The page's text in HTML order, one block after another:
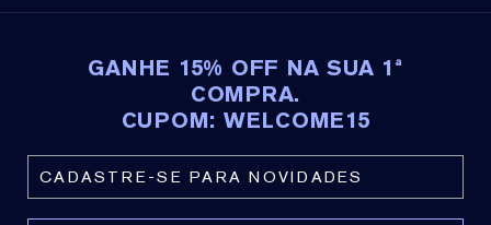
GANHE 15% OFF NA SUA 1ª
COMPRA.
CUPOM: WELCOME15